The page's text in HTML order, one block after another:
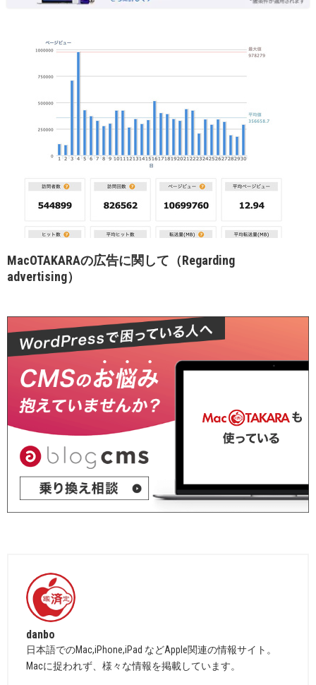
MacOTAKARAの広告に関して（Regarding
advertising）
danbo
日本語でのMac,iPhone,iPad などApple関連の情報サイト。
Macに捉われず、様々な情報を掲載しています。